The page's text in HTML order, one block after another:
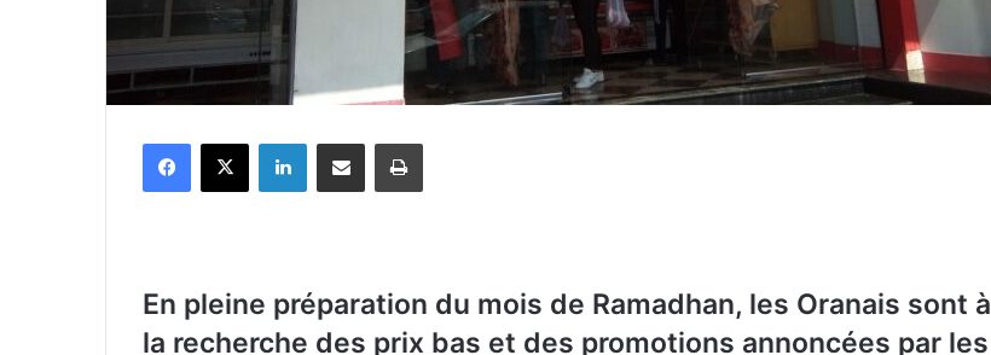
En pleine préparation du mois de Ramadhan, les Oranais sont à
la recherche des prix bas et des promotions annoncées par les